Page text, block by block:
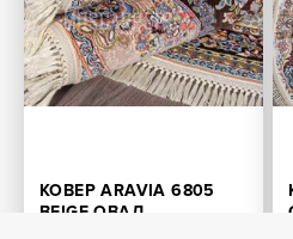
КОВЕР ARAVIA 6805
BEIGE ОВАЛ